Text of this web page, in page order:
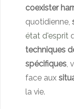
coexister
quotidienne,
état d'esprit
techniques
spécifiques,
face aux
la vie.